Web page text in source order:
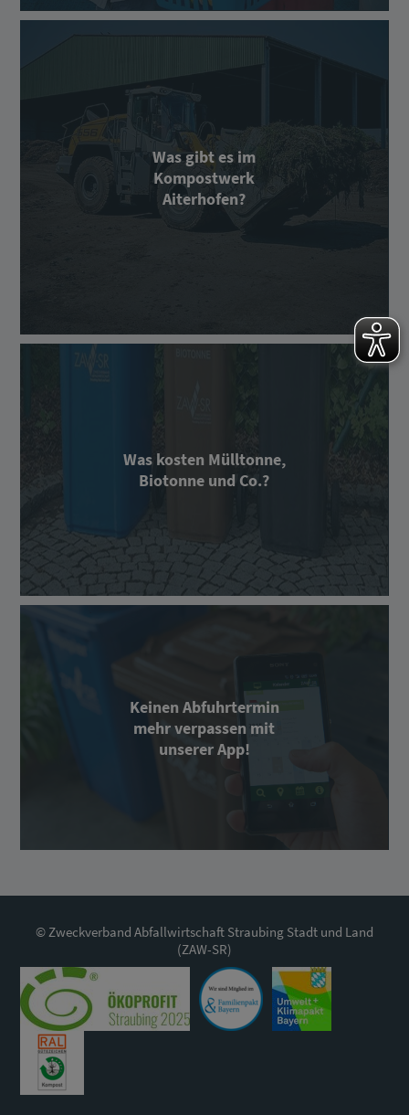
Was gibt es im
Kompostwerk
Aiterhofen?
Was kosten Mülltonne,
Biotonne und Co.?
Keinen Abfuhrtermin
mehr verpassen mit
unserer App!
© Zweckverband Abfallwirtschaft Straubing Stadt und Land
(ZAW-SR)